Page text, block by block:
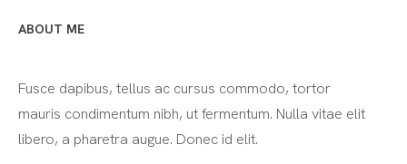
ABOUT ME
Fusce dapibus, tellus ac cursus commodo, tortor
mauris condimentum nibh, ut fermentum. Nulla vitae elit
libero, a pharetra augue. Donec id elit.